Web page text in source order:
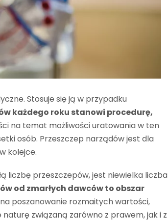
Stosuje się ją w przypadku
każdego roku stanowi procedurę,
na temat możliwości uratowania w ten
osób. Przeszczep narządów jest dla
kolejce.
liczbę przeszczepów, jest niewielka liczba
od zmarłych dawców to obszar
poszanowanie rozmaitych wartości,
związaną zarówno z prawem, jak i z